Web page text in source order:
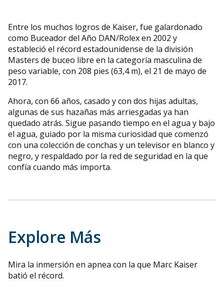
Entre los muchos logros de Kaiser, fue galardonado
como Buceador del Año DAN/Rolex en 2002 y
estableció el récord estadounidense de la división
Masters de buceo libre en la categoría masculina de
peso variable, con 208 pies (63,4 m), el 21 de mayo de
2017.
Ahora, con 66 años, casado y con dos hijas adultas,
algunas de sus hazañas más arriesgadas ya han
quedado atrás. Sigue pasando tiempo en el agua y bajo
el agua, guiado por la misma curiosidad que comenzó
con una colección de conchas y un televisor en blanco y
negro, y respaldado por la red de seguridad en la que
confía cuando más importa.
Explore Más
Mira la inmersión en apnea con la que Marc Kaiser
batió el récord.